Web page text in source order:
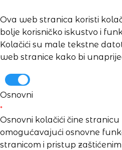
Ova web stranica koristi
bolje korisničko iskustvo i
Kolačići su male tekstne
web stranice kako bi
Osnovni
*
Osnovni kolačići čine
omogućavajući osnovne
stranicom i pristup